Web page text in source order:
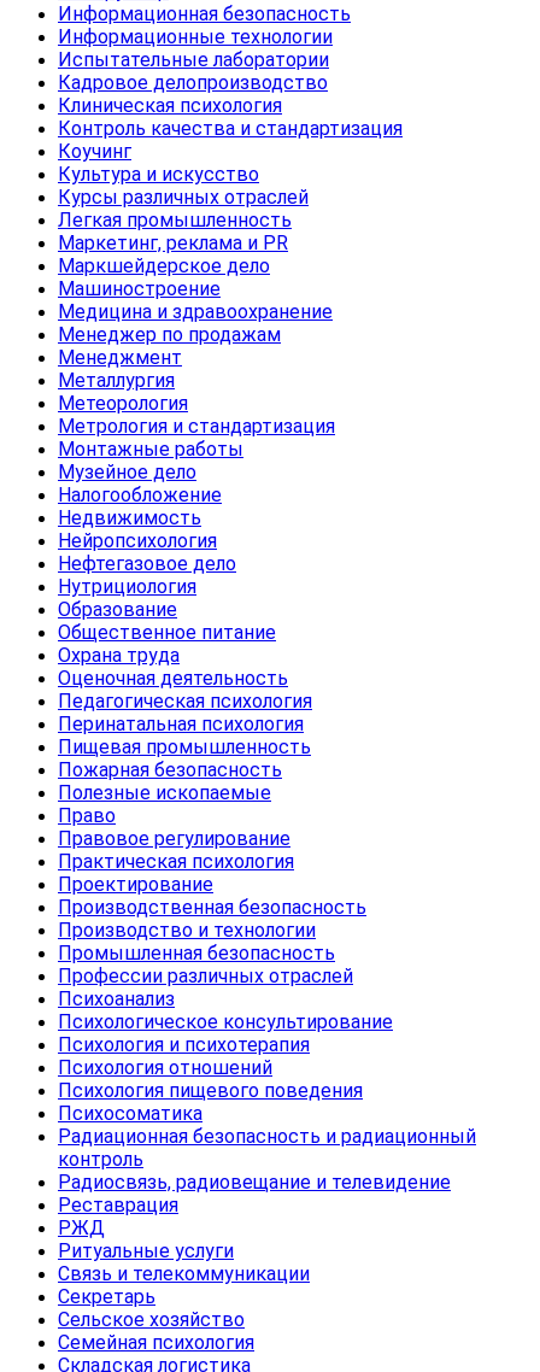
Информационная безопасность
Информационные технологии
Испытательные лаборатории
Кадровое делопроизводство
Клиническая психология
Контроль качества и стандартизация
Коучинг
Культура и искусство
Курсы различных отраслей
Легкая промышленность
Маркетинг, реклама и PR
Маркшейдерское дело
Машиностроение
Медицина и здравоохранение
Менеджер по продажам
Менеджмент
Металлургия
Метеорология
Метрология и стандартизация
Монтажные работы
Музейное дело
Налогообложение
Недвижимость
Нейропсихология
Нефтегазовое дело
Нутрициология
Образование
Общественное питание
Охрана труда
Оценочная деятельность
Педагогическая психология
Перинатальная психология
Пищевая промышленность
Пожарная безопасность
Полезные ископаемые
Право
Правовое регулирование
Практическая психология
Проектирование
Производственная безопасность
Производство и технологии
Промышленная безопасность
Профессии различных отраслей
Психоанализ
Психологическое консультирование
Психология и психотерапия
Психология отношений
Психология пищевого поведения
Психосоматика
Радиационная безопасность и радиационный
контроль
Радиосвязь, радиовещание и телевидение
Реставрация
РЖД
Ритуальные услуги
Связь и телекоммуникации
Секретарь
Сельское хозяйство
Семейная психология
Складская логистика